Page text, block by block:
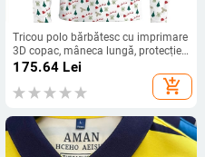
Tricou polo bărbătesc cu imprimare
3D copac, mâneca lungă, protecție
UV
175.64 Lei
add_shopping_cart